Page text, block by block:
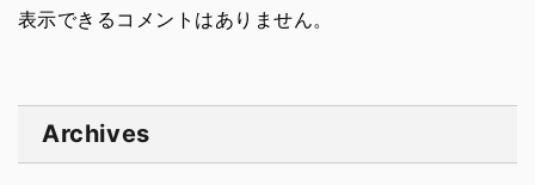
表示できるコメントはありません。
Archives